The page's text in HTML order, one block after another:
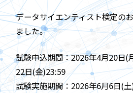
データサイエンティスト検定の
ました。
試験申込期間：2026年4月20日(
22日(金)23:59
試験実施期間：2026年6月6日(